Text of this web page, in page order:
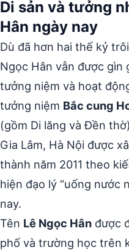
Di sản và tưởng
Hân ngày nay
Dù đã hơn hai thế kỷ
Ngọc Hân vẫn được gìn
tưởng niệm và hoạt
tưởng niệm Bắc cung
(gồm Di lăng và Đền
Gia Lâm, Hà Nội được
thành năm 2011 theo
hiện đạo lý “uống nước
nay.
Tên Lê Ngọc Hân được
phố và trường học trên